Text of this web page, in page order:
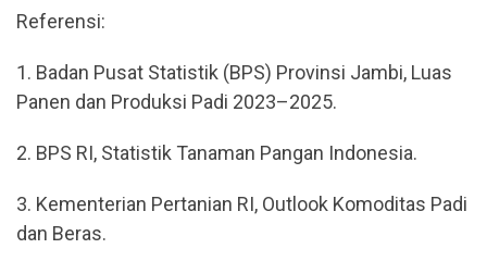
Referensi:
1. Badan Pusat Statistik (BPS) Provinsi Jambi, Luas
Panen dan Produksi Padi 2023–2025.
2. BPS RI, Statistik Tanaman Pangan Indonesia.
3. Kementerian Pertanian RI, Outlook Komoditas Padi
dan Beras.